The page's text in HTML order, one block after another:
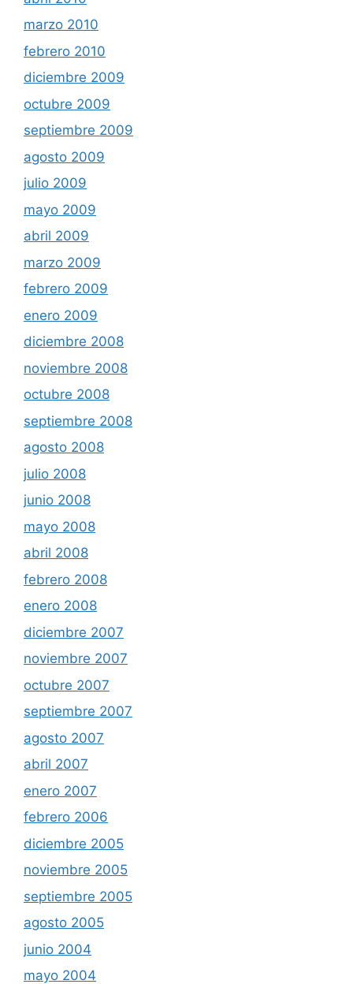
marzo 2010
febrero 2010
diciembre 2009
octubre 2009
septiembre 2009
agosto 2009
julio 2009
mayo 2009
abril 2009
marzo 2009
febrero 2009
enero 2009
diciembre 2008
noviembre 2008
octubre 2008
septiembre 2008
agosto 2008
julio 2008
junio 2008
mayo 2008
abril 2008
febrero 2008
enero 2008
diciembre 2007
noviembre 2007
octubre 2007
septiembre 2007
agosto 2007
abril 2007
enero 2007
febrero 2006
diciembre 2005
noviembre 2005
septiembre 2005
agosto 2005
junio 2004
mayo 2004